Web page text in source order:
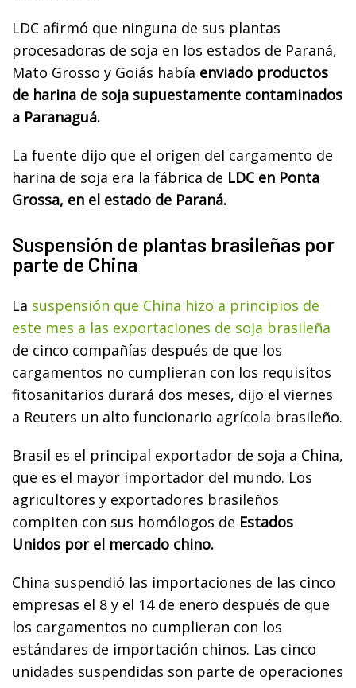
LDC afirmó que ninguna de sus plantas
procesadoras de soja en los estados de Paraná,
Mato Grosso y Goiás había enviado productos
de harina de soja supuestamente contaminados
a Paranaguá.
La fuente dijo que el origen del cargamento de
harina de soja era la fábrica de LDC en Ponta
Grossa, en el estado de Paraná.
Suspensión de plantas brasileñas por
parte de China
La suspensión que China hizo a principios de
este mes a las exportaciones de soja brasileña
de cinco compañías después de que los
cargamentos no cumplieran con los requisitos
fitosanitarios durará dos meses, dijo el viernes
a Reuters un alto funcionario agrícola brasileño.
Brasil es el principal exportador de soja a China,
que es el mayor importador del mundo. Los
agricultores y exportadores brasileños
compiten con sus homólogos de Estados
Unidos por el mercado chino.
China suspendió las importaciones de las cinco
empresas el 8 y el 14 de enero después de que
los cargamentos no cumplieran con los
estándares de importación chinos. Las cinco
unidades suspendidas son parte de operaciones